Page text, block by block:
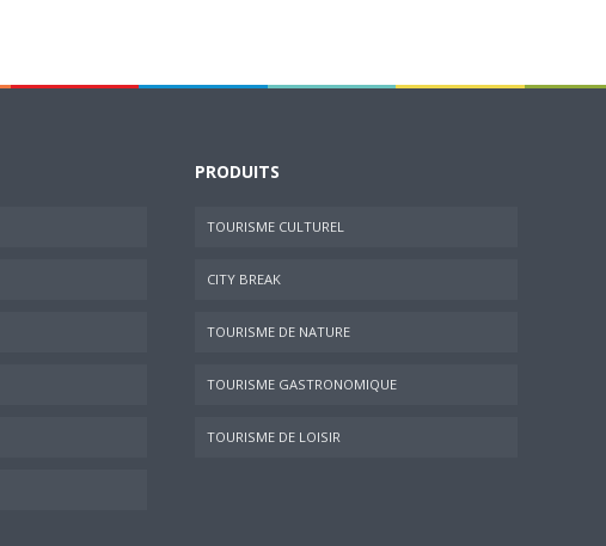
PRODUITS
TOURISME CULTUREL
CITY BREAK
TOURISME DE NATURE
TOURISME GASTRONOMIQUE
TOURISME DE LOISIR